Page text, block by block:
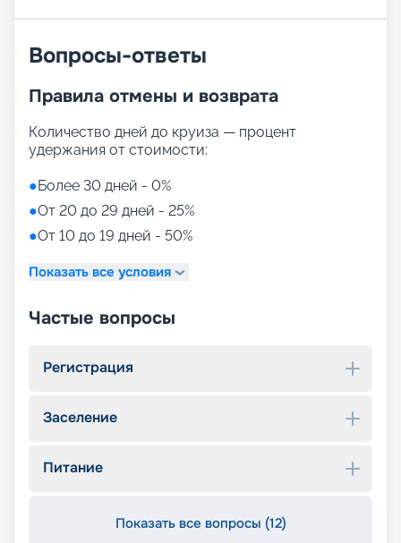
Вопросы-ответы
Правила отмены и возврата
Количество дней до круиза — процент
удержания от стоимости:
●Более 30 дней - 0%
●От 20 до 29 дней - 25%
●От 10 до 19 дней - 50%
Показать все условия
Частые вопросы
Регистрация
Заселение
Питание
Показать все вопросы (12)